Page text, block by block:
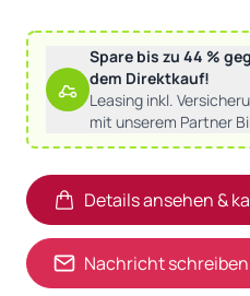
Spare bis zu 44 %
dem Direktkauf!
Leasing inkl.
mit unserem Partner
Details ansehen &
(öffnet in
(öffnet in
Nachricht schreiben